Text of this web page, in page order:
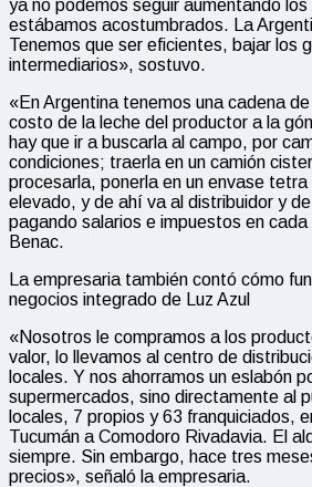
ya no podemos seguir aumentando
estábamos acostumbrados. La
Tenemos que ser eficientes, bajar los
intermediarios», sostuvo.
«En Argentina tenemos una cadena
costo de la leche del productor a la
hay que ir a buscarla al campo, por
condiciones; traerla en un camión
procesarla, ponerla en un envase
elevado, y de ahí va al distribuidor y
pagando salarios e impuestos en
Benac.
La empresaria también contó cómo
negocios integrado de Luz Azul
«Nosotros le compramos a los
valor, lo llevamos al centro de
locales. Y nos ahorramos un eslabón
supermercados, sino directamente al
locales, 7 propios y 63 franquiciados,
Tucumán a Comodoro Rivadavia. El
siempre. Sin embargo, hace tres
precios», señaló la empresaria.